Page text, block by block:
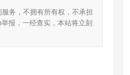
务，不拥有所有权，不承担
报，一经查实，本站将立刻